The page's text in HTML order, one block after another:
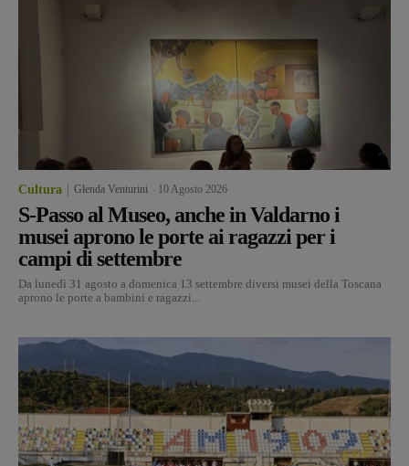
Cultura Glenda Venturini 10 Agosto 2026
S-Passo al Museo, anche in Valdarno i
musei aprono le porte ai ragazzi per i
campi di settembre
Da lunedì 31 agosto a domenica 13 settembre diversi musei della Toscana
aprono le porte a bambini e ragazzi...